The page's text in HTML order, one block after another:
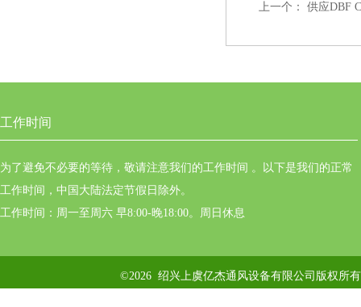
上一个： 供应DBF
工作时间
为了避免不必要的等待，敬请注意我们的工作时间 。以下是我们的正常
工作时间，中国大陆法定节假日除外。
工作时间：周一至周六 早8:00-晚18:00。周日休息
©2026 绍兴上虞亿杰通风设备有限公司版权所有